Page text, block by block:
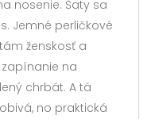
nosenie. Šaty sa
Jemné perličkové
ženskosť a
na
chrbát. A tá
no praktická